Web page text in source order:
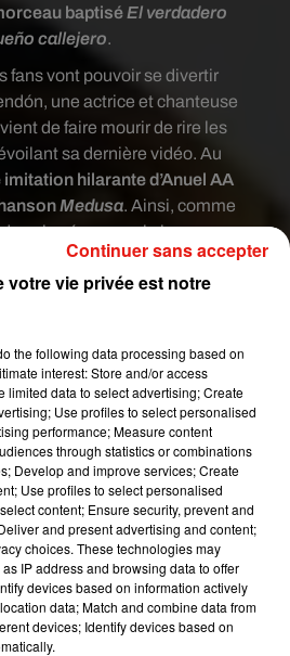
baptisé El verdadero
callejero.
fans vont pouvoir se divertir
une actrice et chanteuse
de faire mourir de rire les
sa dernière vidéo. Au
imitation hilarante d’Anuel AA
Medusa. Ainsi, comme
la séquence, la jeune
et une veste jaune, et
et expressions que fait
Portoricain lorsqu'il chante.
sur Instagram
�x܁�x܁�x܁ . Feliz lunes.❤
votre vie privée est notre
the following data processing based on
interest: Store and/or access
limited data to select advertising; Create
Use profiles to select personalised
performance; Measure content
through statistics or combinations
Develop and improve services; Create
Use profiles to select personalised
content; Ensure security, prevent and
and present advertising and content;
choices. These technologies may
IP address and browsing data to offer
devices based on information actively
data; Match and combine data from
devices; Identify devices based on
Continuer sans accepter